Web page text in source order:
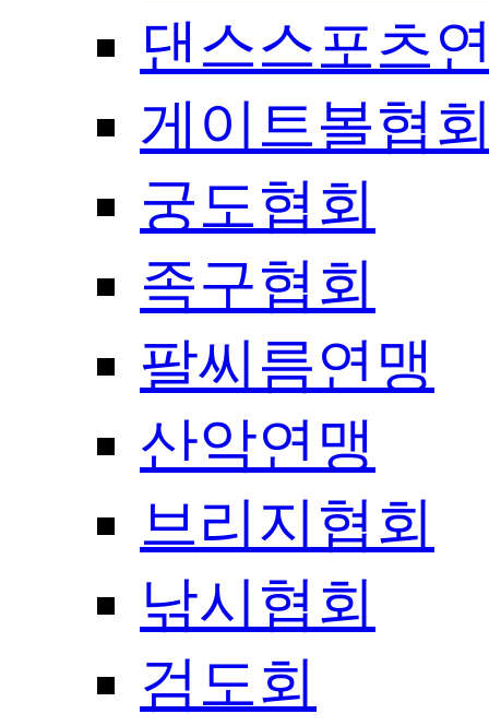
댄스스포츠
게이트볼협
궁도협회
족구협회
팔씨름연맹
산악연맹
브리지협회
낚시협회
검도회